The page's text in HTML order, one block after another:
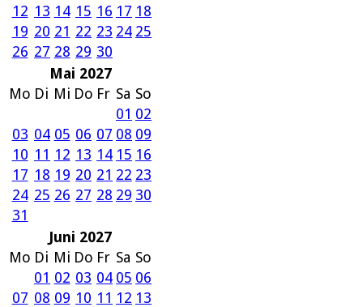
12 13 14 15 16 17 18
19 20 21 22 23 24 25
26 27 28 29 30
Mai 2027
Mo Di Mi Do Fr Sa So
01 02
03 04 05 06 07 08 09
10 11 12 13 14 15 16
17 18 19 20 21 22 23
24 25 26 27 28 29 30
31
Juni 2027
Mo Di Mi Do Fr Sa So
01 02 03 04 05 06
07 08 09 10 11 12 13